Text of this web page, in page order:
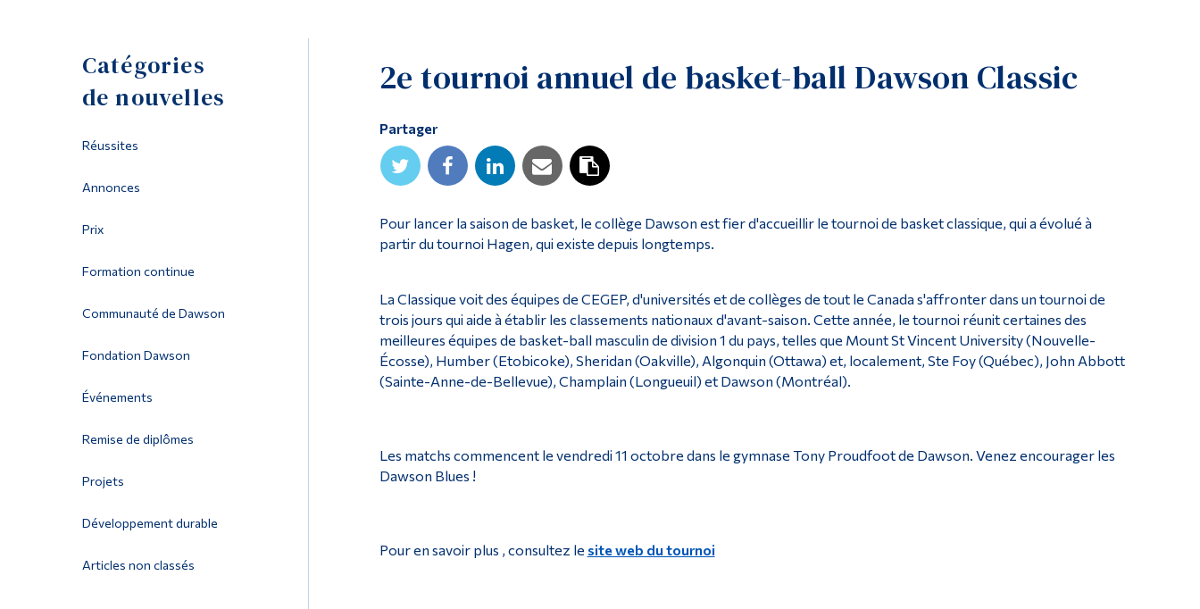
Catégories
de nouvelles
Réussites
Annonces
Prix
Formation continue
Communauté de Dawson
Fondation Dawson
Événements
Remise de diplômes
Projets
Développement durable
Articles non classés
2e tournoi annuel de basket-ball Dawson Classic
Partager
Pour lancer la saison de basket, le collège Dawson est fier d'accueillir le tournoi de basket classique, qui a évolué à
partir du tournoi Hagen, qui existe depuis longtemps.
La Classique voit des équipes de CEGEP, d'universités et de collèges de tout le Canada s'affronter dans un tournoi de
trois jours qui aide à établir les classements nationaux d'avant-saison. Cette année, le tournoi réunit certaines des
meilleures équipes de basket-ball masculin de division 1 du pays, telles que Mount St Vincent University (Nouvelle-
Écosse), Humber (Etobicoke), Sheridan (Oakville), Algonquin (Ottawa) et, localement, Ste Foy (Québec), John Abbott
(Sainte-Anne-de-Bellevue), Champlain (Longueuil) et Dawson (Montréal).
Les matchs commencent le vendredi 11 octobre dans le gymnase Tony Proudfoot de Dawson. Venez encourager les
Dawson Blues !
Pour en savoir plus , consultez le site web du tournoi
Menu principal
Qui vous êtes
Étudiants actuels
Corps enseignant et personnel administratif
Diplômé·es et visiteur·euses